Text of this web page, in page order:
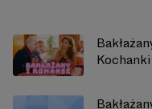
Kochanki